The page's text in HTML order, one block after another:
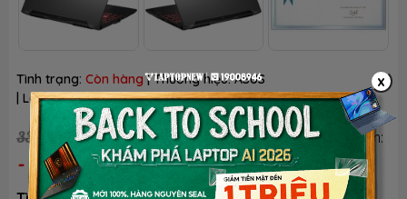
Tình trạng: Còn hàng | Thương hiệu:ASUS
| Loại:Hàng chính hãng
33.990.000₫ 31.390.000₫ (Đã có VAT) Tiết kiệm:
- 8%
x